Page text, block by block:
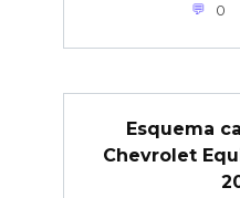
0
Esquema
Chevrolet